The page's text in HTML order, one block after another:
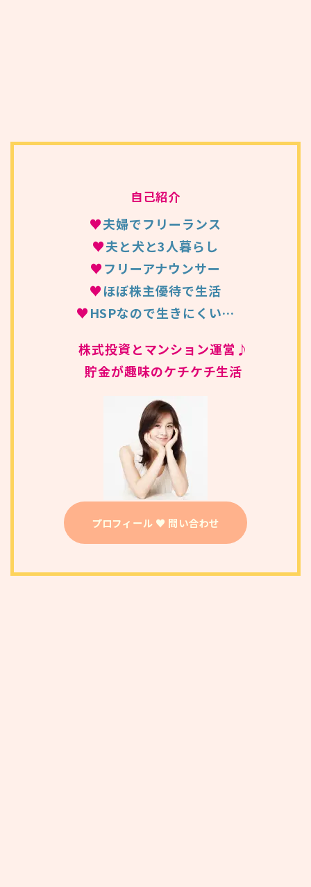
自己紹介
♥夫婦でフリーランス
♥夫と犬と3人暮らし
♥フリーアナウンサー
♥ほぼ株主優待で生活
♥HSPなので生きにくい…
株式投資とマンション運営♪
貯金が趣味のケチケチ生活
プロフィール ♥ 問い合わせ